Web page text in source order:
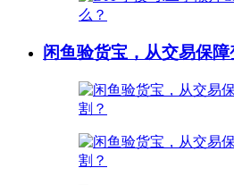
闲鱼验货宝，从交易保